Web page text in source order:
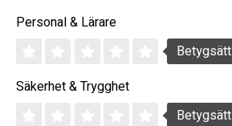
Personal & Lärare
Betygsätt
Säkerhet & Trygghet
Betygsätt